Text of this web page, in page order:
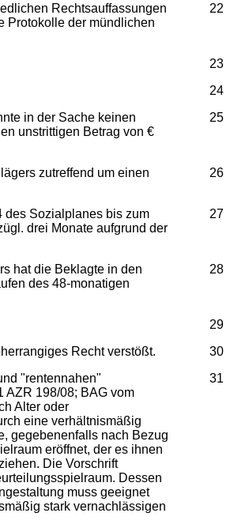
22
Rechtsauffassungen
Protokolle der mündlichen
23
24
25
in der Sache keinen
unstrittigen Betrag von €
26
zutreffend um einen
27
des Sozialplanes bis zum
drei Monate aufgrund der
28
hat die Beklagte in den
des 48-monatigen
29
30
Recht verstößt.
31
"rentennahen"
AZR 198/08; BAG vom
Alter oder
eine verhältnismäßig
gegebenenfalls nach Bezug
eröffnet, der es ihnen
Die Vorschrift
Dessen
muss geeignet
stark vernachlässigen